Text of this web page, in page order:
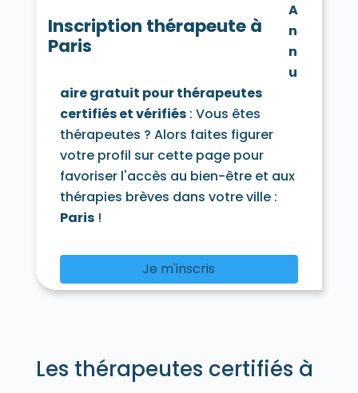
Inscription thérapeute à
Paris
A
n
n
u
aire gratuit pour thérapeutes
certifiés et vérifiés: Vous êtes
thérapeutes ? Alors faites figurer
votre profil sur cette page pour
favoriser l'accès au bien-être et aux
thérapies brèves dans votre ville :
Paris!
Je m'inscris
Les thérapeutes certifiés à